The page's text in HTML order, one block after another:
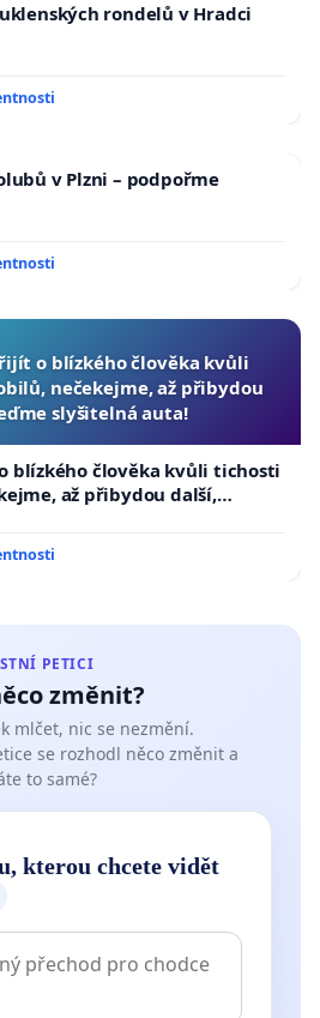
rondelů v Hradci
v Plzni – podpořme
o blízkého člověka kvůli
nečekejme, až přibydou
slyšitelná auta!
blízkého člověka kvůli tichosti
až přibydou další,
PETICI
změnit?
mlčet, nic se nezmění.
se rozhodl něco změnit a
to samé?
kterou chcete vidět